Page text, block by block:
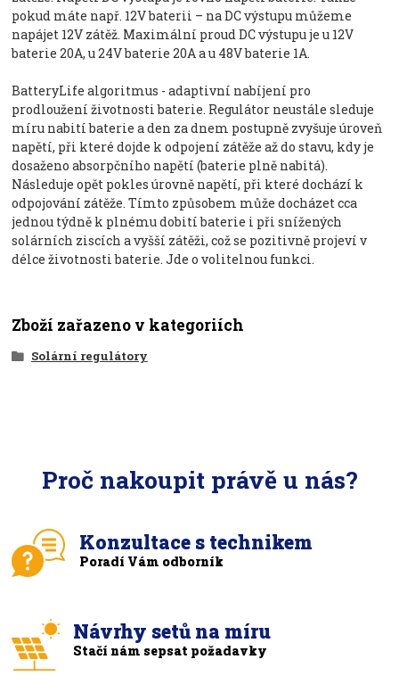
pokud máte např. 12V baterii – na DC výstupu můžeme
napájet 12V zátěž. Maximální proud DC výstupu je u 12V
baterie 20A, u 24V baterie 20A a u 48V baterie 1A.
BatteryLife algoritmus - adaptivní nabíjení pro
prodloužení životnosti baterie. Regulátor neustále sleduje
míru nabití baterie a den za dnem postupně zvyšuje úroveň
napětí, při které dojde k odpojení zátěže až do stavu, kdy je
dosaženo absorpčního napětí (baterie plně nabitá).
Následuje opět pokles úrovně napětí, při které dochází k
odpojování zátěže. Tímto způsobem může docházet cca
jednou týdně k plnému dobití baterie i při snížených
solárních ziscích a vyšší zátěži, což se pozitivně projeví v
délce životnosti baterie. Jde o volitelnou funkci.
Zboží zařazeno v kategoriích
Solární regulátory
Proč nakoupit právě u nás?
Konzultace s technikem
Poradí Vám odborník
Návrhy setů na míru
Stačí nám sepsat požadavky